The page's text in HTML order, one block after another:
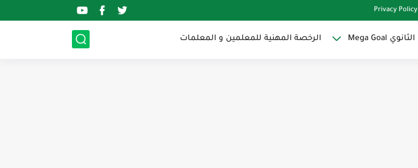
Privacy Policy
الثانوي Mega Goal الرخصة المهنية للمعلمين و المعلمات